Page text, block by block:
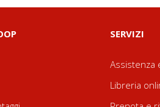
SERVIZI
Assistenza
Libreria